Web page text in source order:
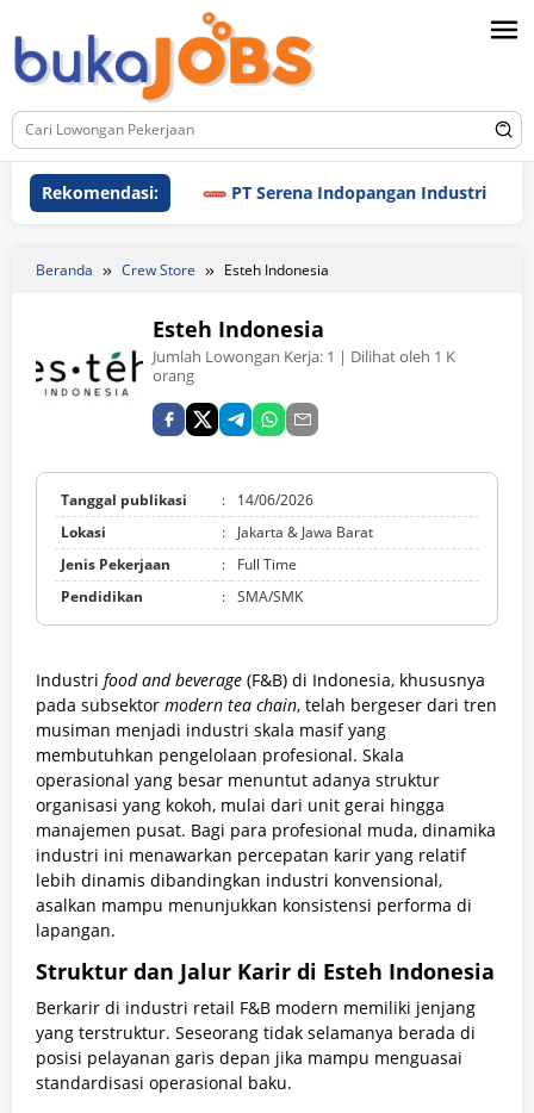
ke
konten
Rekomendasi: PT Serena Indopangan Industri
Beranda Crew Store Esteh Indonesia
Esteh Indonesia
Jumlah Lowongan Kerja: 1 | Dilihat oleh 1 K
orang
Tanggal publikasi :
14/06/2026
Lokasi
:
Jakarta & Jawa Barat
Jenis Pekerjaan
:
Full Time
Pendidikan
: SMA/SMK
Industri food and beverage (F&B) di Indonesia, khususnya
pada subsektor modern tea chain, telah bergeser dari tren
musiman menjadi industri skala masif yang
membutuhkan pengelolaan profesional. Skala
operasional yang besar menuntut adanya struktur
organisasi yang kokoh, mulai dari unit gerai hingga
manajemen pusat. Bagi para profesional muda, dinamika
industri ini menawarkan percepatan karir yang relatif
lebih dinamis dibandingkan industri konvensional,
asalkan mampu menunjukkan konsistensi performa di
lapangan.
Struktur dan Jalur Karir di Esteh Indonesia
Berkarir di industri retail F&B modern memiliki jenjang
yang terstruktur. Seseorang tidak selamanya berada di
posisi pelayanan garis depan jika mampu menguasai
standardisasi operasional baku.